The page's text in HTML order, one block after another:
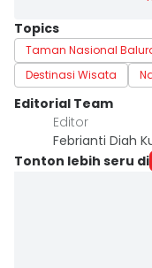
Topics
Taman Nasional
Destinasi Wisata
Editorial Team
Editor
Febrianti Diah
Tonton lebih seru di